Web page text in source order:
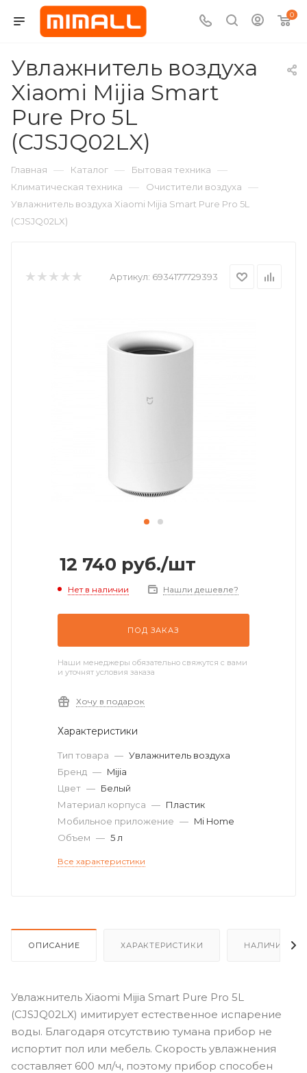
0
Увлажнитель воздуха
Xiaomi Mijia Smart
Pure Pro 5L
(CJSJQ02LX)
Главная — Каталог — Бытовая техника —
Климатическая техника — Очистители воздуха —
Увлажнитель воздуха Xiaomi Mijia Smart Pure Pro 5L
(CJSJQ02LX)
Артикул: 6934177729393
12 740 руб./шт
Нет в наличии Нашли дешевле?
ПОД ЗАКАЗ
Наши менеджеры обязательно свяжутся с вами
и уточнят условия заказа
Хочу в подарок
Характеристики
Тип товара — Увлажнитель воздуха
Бренд — Mijia
Цвет — Белый
Материал корпуса — Пластик
Мобильное приложение — Mi Home
Объем — 5 л
Все характеристики
ОПИСАНИЕ ХАРАКТЕРИСТИКИ НАЛИЧИЕ
Увлажнитель Xiaomi Mijia Smart Pure Pro 5L
(CJSJQ02LX) имитирует естественное испарение
воды. Благодаря отсутствию тумана прибор не
испортит пол или мебель. Скорость увлажнения
составляет 600 мл/ч, поэтому прибор способен